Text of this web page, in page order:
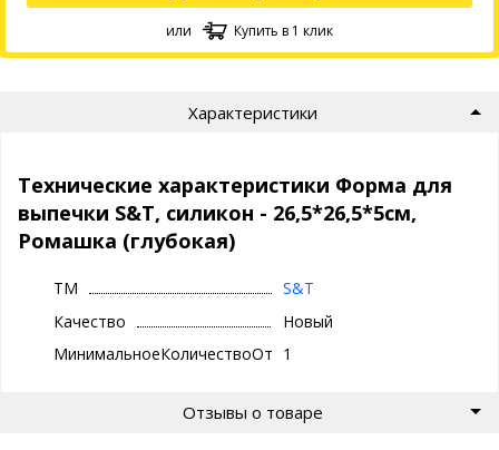
или Купить в 1 клик
Характеристики
Технические характеристики Форма для
выпечки S&T, силикон - 26,5*26,5*5см,
Ромашка (глубокая)
ТМ
S&T
Качество
Новый
МинимальноеКоличествоОтгрузки
1
Отзывы о товаре